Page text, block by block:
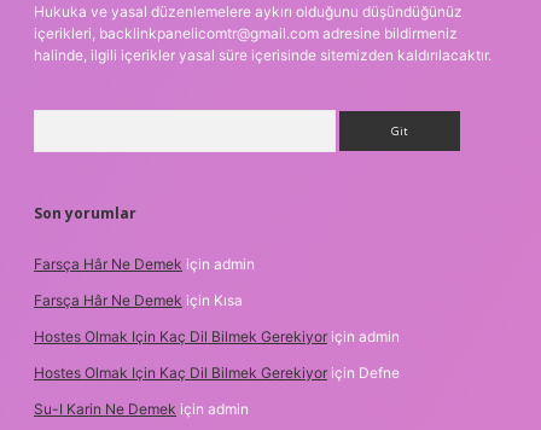
Hukuka ve yasal düzenlemelere aykırı olduğunu düşündüğünüz
içerikleri, backlinkpanelicomtr@gmail.com adresine bildirmeniz
halinde, ilgili içerikler yasal süre içerisinde sitemizden kaldırılacaktır.
Son yorumlar
Farsça Hâr Ne Demek için admin
Farsça Hâr Ne Demek için Kısa
Hostes Olmak Için Kaç Dil Bilmek Gerekiyor için admin
Hostes Olmak Için Kaç Dil Bilmek Gerekiyor için Defne
Su-I Karin Ne Demek için admin